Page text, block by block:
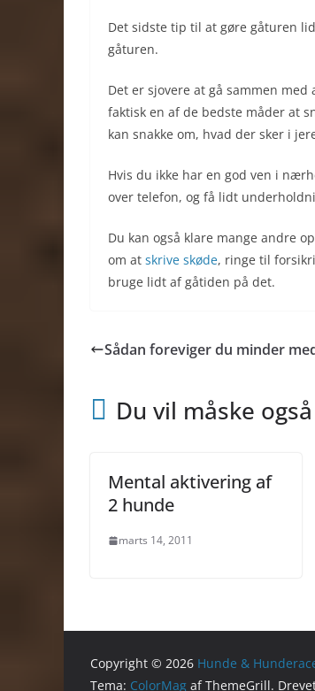
Det sidste tip til at gøre gåturen
gåturen.
Det er sjovere at gå sammen
faktisk en af de bedste måder at
kan snakke om, hvad der sker i
Hvis du ikke har en god ven i
over telefon, og få lidt
Du kan også klare mange andre
om at skrive skøde, ringe til
bruge lidt af gåtiden på det.
Sådan foreviger du minder
Du vil måske
Mental aktivering af
2 hunde
marts 14, 2011
Copyright © 2026 Hunde &
Tema: ColorMag af ThemeGrill.